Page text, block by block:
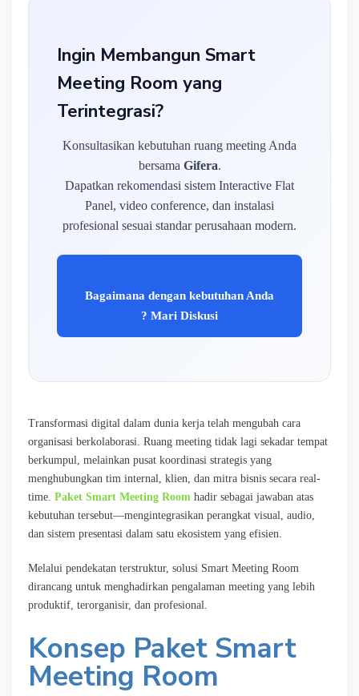
Ingin Membangun Smart
Meeting Room yang
Terintegrasi?
Konsultasikan kebutuhan ruang meeting Anda
bersama Gifera.
Dapatkan rekomendasi sistem Interactive Flat
Panel, video conference, dan instalasi
profesional sesuai standar perusahaan modern.
Bagaimana dengan kebutuhan Anda
? Mari Diskusi
Transformasi digital dalam dunia kerja telah mengubah cara
organisasi berkolaborasi. Ruang meeting tidak lagi sekadar tempat
berkumpul, melainkan pusat koordinasi strategis yang
menghubungkan tim internal, klien, dan mitra bisnis secara real-
time. Paket Smart Meeting Room hadir sebagai jawaban atas
kebutuhan tersebut—mengintegrasikan perangkat visual, audio,
dan sistem presentasi dalam satu ekosistem yang efisien.
Melalui pendekatan terstruktur, solusi Smart Meeting Room
dirancang untuk menghadirkan pengalaman meeting yang lebih
produktif, terorganisir, dan profesional.
Konsep Paket Smart
Meeting Room